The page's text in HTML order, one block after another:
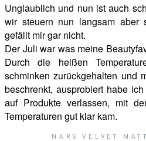
Unglaublich und nun ist auch
wir steuern nun langsam aber
gefällt mir gar nicht.
Der Juli war was meine
Durch die heißen
schminken zurückgehalten und
beschrenkt, ausprobiert habe
auf Produkte verlassen, mit
Temperaturen gut klar kam.
NARS VELVET